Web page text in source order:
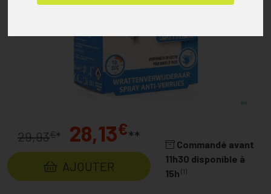
29,93€* 28,13€**
AJOUTER
Commandé avant
11h30 disponible à
15h (1)